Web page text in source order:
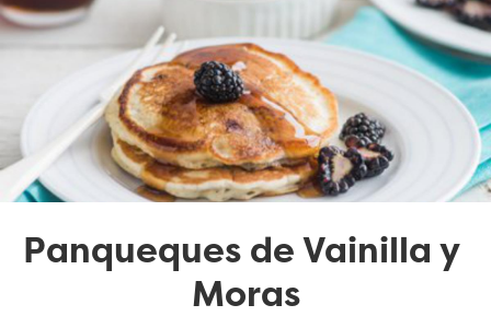
Panqueques de Vainilla y
Moras